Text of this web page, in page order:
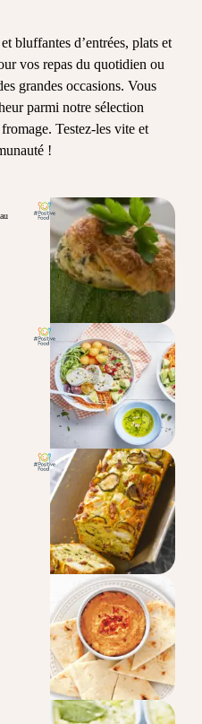
bluffantes d’entrées, plats et
vos repas du quotidien ou
grandes occasions. Vous
parmi notre sélection
Testez-les vite et
!